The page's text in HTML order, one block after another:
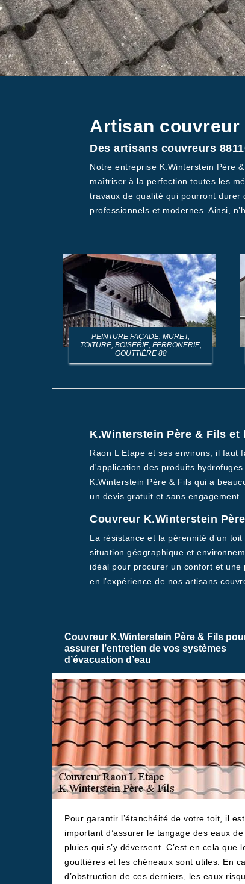
Artisan couvreur
Des artisans couvreurs
Notre entreprise K.Winterstein Père
maîtriser à la perfection toutes les
travaux de qualité qui pourront durer
professionnels et modernes. Ainsi,
PEINTURE FAÇADE, MURET,
TOITURE, BOISERIE, FERRONERIE,
GOUTTIÈRE 88
K.Winterstein Père & Fils
Raon L Etape et ses environs, il faut
d'application des produits
K.Winterstein Père & Fils qui a
un devis gratuit et sans engagement.
Couvreur K.Winterstein
La résistance et la pérennité d’un
situation géographique et
idéal pour procurer un confort et
en l’expérience de nos artisans
Couvreur K.Winterstein Père & Fils
assurer l’entretien de vos systèmes
d’évacuation d’eau
Pour garantir l’étanchéité de votre toit, il est
important d’assurer le tangage des eaux de
pluies qui s’y déversent. C’est en cela que
gouttières et les chéneaux sont utiles. En
d’obstruction de ces derniers, les eaux